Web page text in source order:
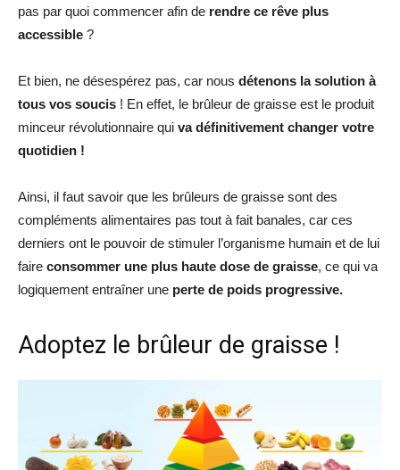
pas par quoi commencer afin de rendre ce rêve plus
accessible ?
Et bien, ne désespérez pas, car nous détenons la solution à
tous vos soucis ! En effet, le brûleur de graisse est le produit
minceur révolutionnaire qui va définitivement changer votre
quotidien !
Ainsi, il faut savoir que les brûleurs de graisse sont des
compléments alimentaires pas tout à fait banales, car ces
derniers ont le pouvoir de stimuler l’organisme humain et de lui
faire consommer une plus haute dose de graisse, ce qui va
logiquement entraîner une perte de poids progressive.
Adoptez le brûleur de graisse !